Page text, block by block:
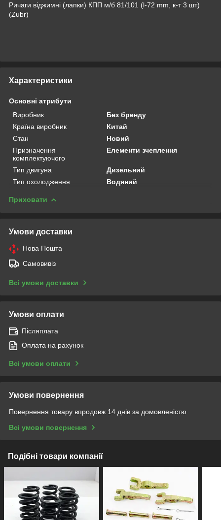
Ричаги віджимні (лапки) КПП м/б 81/101 (l-72 mm, к-т 3 шт)
(Zubr)
Характеристики
Основні атрибути
Виробник
Без бренду
Країна виробник
Китай
Стан
Новий
Призначення
комплектуючого
Елементи зчеплення
Тип двигуна
Дизельний
Тип охолодження
Водяний
Приховати
Умови доставки
Нова Пошта
Самовивіз
Всі умови доставки
Умови оплати
Післяплата
Оплата на рахунок
Всі умови оплати
Умови повернення
Повернення товару впродовж 14 днів за домовленістю
Всі умови повернення
Подібні товари компанії